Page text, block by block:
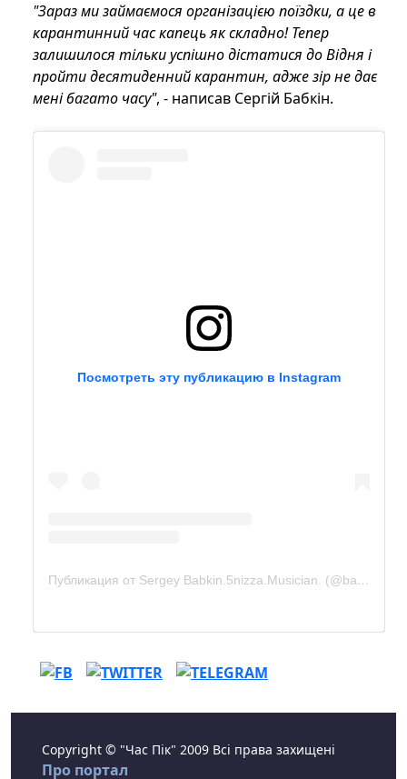
"Зараз ми займаємося організацією поїздки, а це в
карантинний час капець як складно! Тепер
залишилося тільки успішно дістатися до Відня і
пройти десятиденний карантин, адже зір не дає
мені багато часу", - написав Сергій Бабкін.
Посмотреть эту публикацию в Instagram
Публикация от Sergey Babkin.5nizza.Musician. (@babkin_official)
Copyright © "Час Пік" 2009 Всі права захищені
Про портал